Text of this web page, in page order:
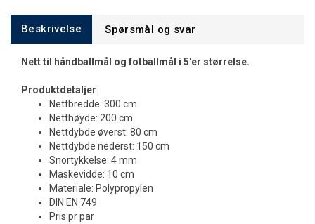
Beskrivelse Spørsmål og svar
Nett til håndballmål og fotballmål i 5'er størrelse.
Produktdetaljer:
Nettbredde: 300 cm
Netthøyde: 200 cm
Nettdybde øverst: 80 cm
Nettdybde nederst: 150 cm
Snortykkelse: 4 mm
Maskevidde: 10 cm
Materiale: Polypropylen
DIN EN 749
Pris pr par